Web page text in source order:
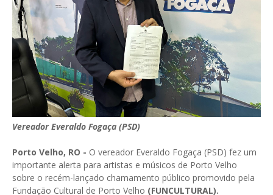
Vereador Everaldo Fogaça (PSD)
Porto Velho, RO - O vereador Everaldo Fogaça (PSD) fez um
importante alerta para artistas e músicos de Porto Velho
sobre o recém-lançado chamamento público promovido pela
Fundação Cultural de Porto Velho (FUNCULTURAL).